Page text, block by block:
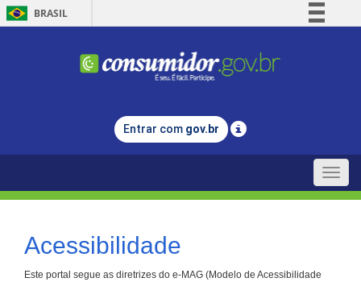
BRASIL
Comunica BR
Legislação
Entrar com gov.br
Toggle
Acessibilidade
Este portal segue as diretrizes do e-MAG (Modelo de Acessibilidade